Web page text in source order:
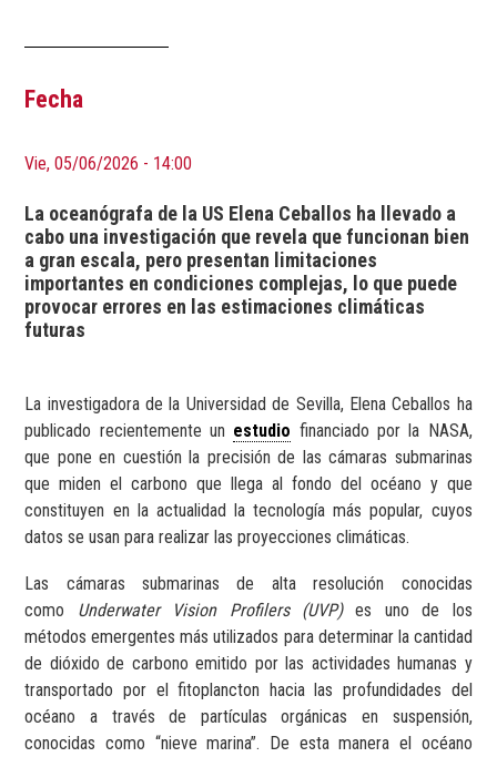
Fecha
Vie, 05/06/2026 - 14:00
La oceanógrafa de la US Elena Ceballos ha llevado a
cabo una investigación que revela que funcionan bien
a gran escala, pero presentan limitaciones
importantes en condiciones complejas, lo que puede
provocar errores en las estimaciones climáticas
futuras
La investigadora de la Universidad de Sevilla, Elena Ceballos ha
publicado recientemente un estudio financiado por la NASA,
que pone en cuestión la precisión de las cámaras submarinas
que miden el carbono que llega al fondo del océano y que
constituyen en la actualidad la tecnología más popular, cuyos
datos se usan para realizar las proyecciones climáticas.
Las cámaras submarinas de alta resolución conocidas
como Underwater Vision Profilers (UVP)es uno de los
métodos emergentes más utilizados para determinar la cantidad
de dióxido de carbono emitido por las actividades humanas y
transportado por el fitoplancton hacia las profundidades del
océano a través de partículas orgánicas en suspensión,
conocidas como “nieve marina”. De esta manera el océano